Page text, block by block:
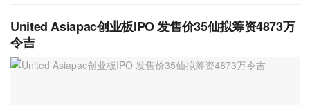
United Asiapac创业板IPO 发售价35仙拟筹资4873万
令吉